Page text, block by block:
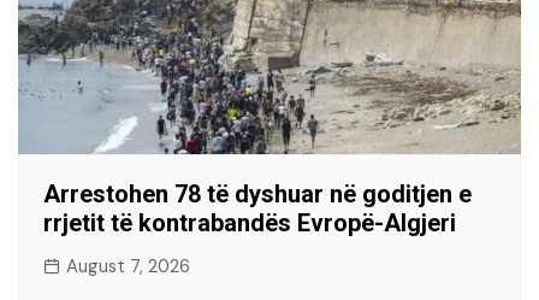
Arrestohen 78 të dyshuar në goditjen e
rrjetit të kontrabandës Evropë-Algjeri
August 7, 2026